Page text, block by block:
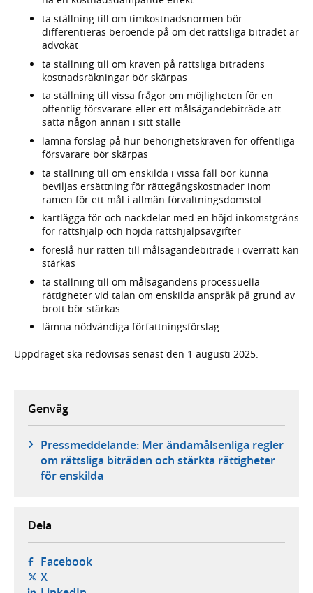
ta ställning till om timkostnadsnormen bör
differentieras beroende på om det rättsliga biträdet är
advokat
ta ställning till om kraven på rättsliga biträdens
kostnadsräkningar bör skärpas
ta ställning till vissa frågor om möjligheten för en
offentlig försvarare eller ett målsägandebiträde att
sätta någon annan i sitt ställe
lämna förslag på hur behörighetskraven för offentliga
försvarare bör skärpas
ta ställning till om enskilda i vissa fall bör kunna
beviljas ersättning för rättegångskostnader inom
ramen för ett mål i allmän förvaltningsdomstol
kartlägga för-och nackdelar med en höjd inkomstgräns
för rättshjälp och höjda rättshjälpsavgifter
föreslå hur rätten till målsägandebiträde i överrätt kan
stärkas
ta ställning till om målsägandens processuella
rättigheter vid talan om enskilda anspråk på grund av
brott bör stärkas
lämna nödvändiga författningsförslag.
Uppdraget ska redovisas senast den 1 augusti 2025.
Genväg
Pressmeddelande: Mer ändamålsenliga regler
om rättsliga biträden och stärkta rättigheter
för enskilda
Dela
Facebook- öppnas i ny flik, extern webbplats,
X- öppnas i ny flik, extern webbplats,